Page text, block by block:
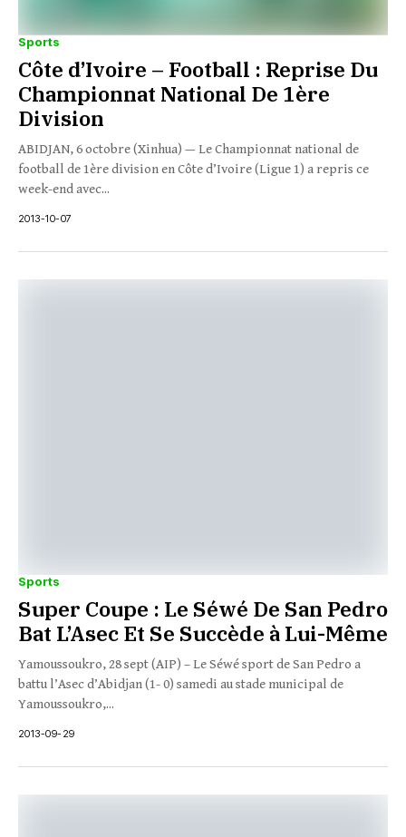
Sports
Côte d’Ivoire – Football : Reprise Du
Championnat National De 1ère
Division
ABIDJAN, 6 octobre (Xinhua) — Le Championnat national de
football de 1ère division en Côte d’Ivoire (Ligue 1) a repris ce
week-end avec...
2013-10-07
Sports
Super Coupe : Le Séwé De San Pedro
Bat L’Asec Et Se Succède à Lui-Même
Yamoussoukro, 28 sept (AIP) – Le Séwé sport de San Pedro a
battu l’Asec d’Abidjan (1- 0) samedi au stade municipal de
Yamoussoukro,...
2013-09-29